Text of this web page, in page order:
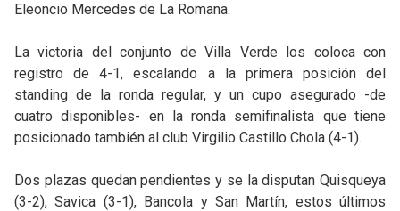
Eleoncio Mercedes de La Romana.
La victoria del conjunto de Villa Verde los coloca con
registro de 4-1, escalando a la primera posición del
standing de la ronda regular, y un cupo asegurado -de
cuatro disponibles- en la ronda semifinalista que tiene
posicionado también al club Virgilio Castillo Chola (4-1).
Dos plazas quedan pendientes y se la disputan Quisqueya
(3-2), Savica (3-1), Bancola y San Martín, estos últimos